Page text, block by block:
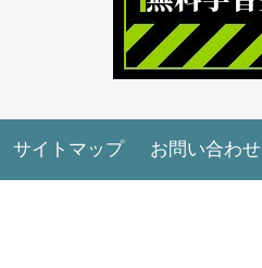
サイトマップ お問い合わせ